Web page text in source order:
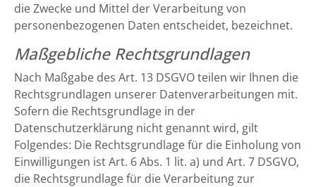
die Zwecke und Mittel der Verarbeitung von
personenbezogenen Daten entscheidet, bezeichnet.
Maßgebliche Rechtsgrundlagen
Nach Maßgabe des Art. 13 DSGVO teilen wir Ihnen die
Rechtsgrundlagen unserer Datenverarbeitungen mit.
Sofern die Rechtsgrundlage in der
Datenschutzerklärung nicht genannt wird, gilt
Folgendes: Die Rechtsgrundlage für die Einholung von
Einwilligungen ist Art. 6 Abs. 1 lit. a) und Art. 7 DSGVO,
die Rechtsgrundlage für die Verarbeitung zur